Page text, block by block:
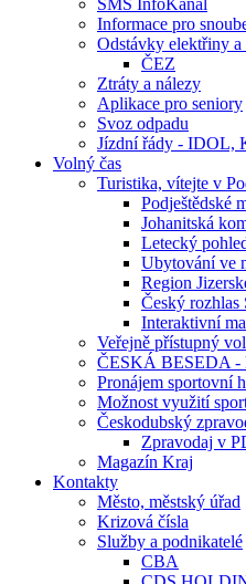
SMS InfoKanál
Informace pro
Odstávky elektřiny
ČEZ
Ztráty a nálezy
Aplikace pro seniory
Svoz odpadu
Jízdní řády - IDOL,
Volný čas
Turistika, vítejte v
Podještědské
Johanitská
Letecký
Ubytování ve
Region
Český rozhlas
Interaktivní
Veřejně přístupný
ČESKÁ BESEDA -
Pronájem sportovní
Možnost využití
Českodubský
Zpravodaj v
Magazín Kraj
Kontakty
Město, městský úřad
Krizová čísla
Služby a podnikatelé
CBA